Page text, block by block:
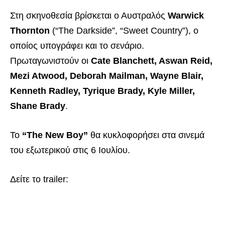
Στη σκηνοθεσία βρίσκεται ο Αυστραλός Warwick
Thornton (“The Darkside”, “Sweet Country”), ο
οποίος υπογράφει και το σενάριο.
Πρωταγωνιστούν οι Cate Blanchett, Aswan Reid,
Mezi Atwood, Deborah Mailman, Wayne Blair,
Kenneth Radley, Tyrique Brady, Kyle Miller,
Shane Brady.
Το “The New Boy” θα κυκλοφορήσει στα σινεμά
του εξωτερικού στις 6 Ιουλίου.
Δείτε το trailer: